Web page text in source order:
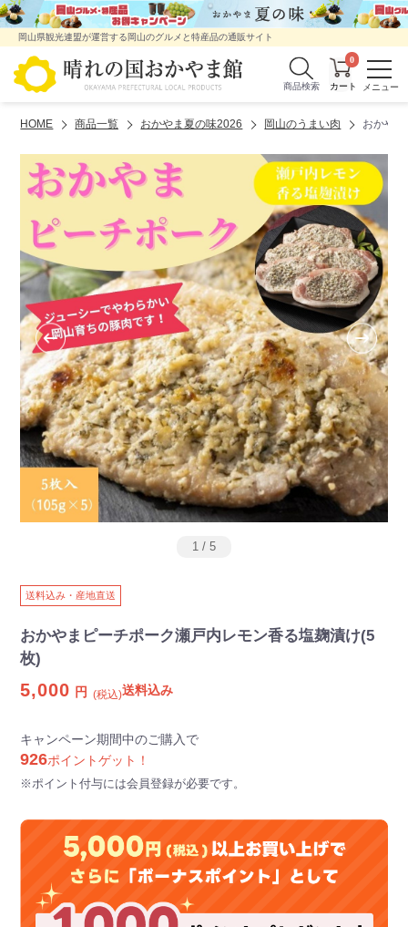
岡山県観光連盟が運営する岡山のグルメと特産品の通販サイト
商品検索
0
HOME 商品一覧 おかやま夏の味2026 岡山のうまい肉 おかや
1 / 5
送料込み・産地直送
おかやまピーチポーク瀬戸内レモン香る塩麹漬け(5
枚)
5,000 円 (税込)送料込み
キャンペーン期間中のご購入で
926ポイントゲット！
※ポイント付与には会員登録が必要です。